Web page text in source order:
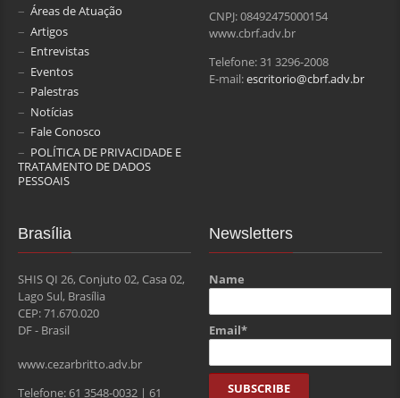
Áreas de Atuação
Artigos
Entrevistas
Eventos
Palestras
Notícias
Fale Conosco
POLÍTICA DE PRIVACIDADE E
TRATAMENTO DE DADOS
PESSOAIS
CNPJ: 08492475000154
www.cbrf.adv.br
Telefone: 31 3296-2008
E-mail:escritorio@cbrf.adv.br
Brasília
SHIS QI 26, Conjuto 02, Casa 02,
Lago Sul, Brasília
CEP: 71.670.020
DF - Brasil
www.cezarbritto.adv.br
Telefone: 61 3548-0032 | 61
Newsletters
Name
Email*